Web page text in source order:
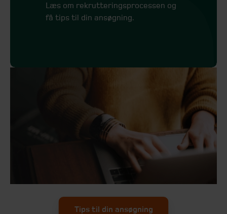
Læs om rekrutteringsprocessen og
få tips til din ansøgning.
Tips til din ansøgning